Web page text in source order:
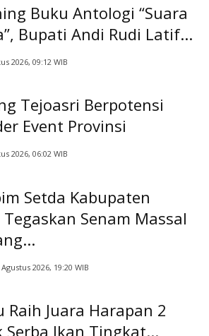
Buku Antologi “Suara
Bupati Andi Rudi Latif...
2026, 09:12 WIB
Tejoasri Berpotensi
Event Provinsi
2026, 06:02 WIB
Setda Kabupaten
Senam Massal
2026, 19:20 WIB
Raih Juara Harapan 2
Serba Ikan Tingkat...